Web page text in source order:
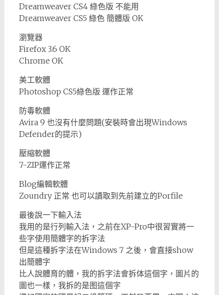
Dreamweaver CS4 綠色版 不能用
Dreamweaver CS5 綠色 簡體版 OK
瀏覽器
Firefox 3.6 OK
Chrome OK
美工軟體
Photoshop CS5綠色版 運作正常
防毒軟體
Avira 9 也沒有什麼問題(安裝時會出現Windows
Defender的提示)
壓縮軟體
7-ZIP運作正常
Blog編輯軟體
Zoundry 正常 也可以讀取到先前建立的Porfile
最後說一下輸入法
我用的是行列輸入法，之前在XP-Pro中很習實將一
些字使用簡體字的拆字法
但是這種拆字法在Windows 7 之後，會直接show
出簡體字
比人說體育的體，我的拆字法會拆体這個字，圖片的
圖也一樣，我拆的是图這個字